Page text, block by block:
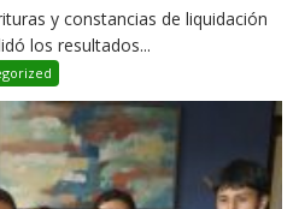
y constancias de liquidación
los resultados...